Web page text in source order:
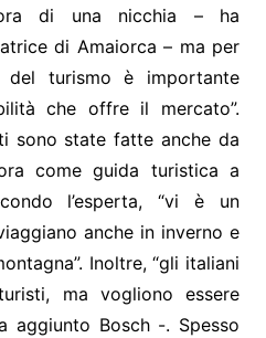
di una nicchia – ha
di Amaiorca – ma per
turismo è importante
che offre il mercato”.
sono state fatte anche da
come guida turistica a
l’esperta, “vi è un
anche in inverno e
Inoltre, “gli italiani
ma vogliono essere
aggiunto Bosch -. Spesso